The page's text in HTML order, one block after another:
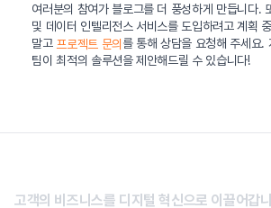
여러분의 참여가 블로그를 더 풍성하게 만듭니다.
및 데이터 인텔리전스 서비스를 도입하려고 계획
말고 프로젝트 문의를 통해 상담을 요청해 주세요.
팀이 최적의 솔루션을 제안해드릴 수 있습니다!
고객의 비즈니스를 디지털 혁신으로 이끌어갑